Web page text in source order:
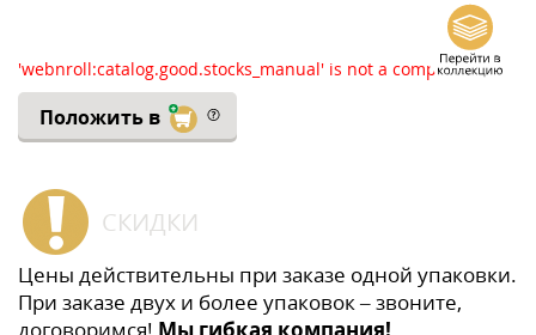
'webnroll:catalog.good.stocks_manual' is not a component
Положить в
СКИДКИ
Цены действительны при заказе одной упаковки.
При заказе двух и более упаковок – звоните,
договоримся! Мы гибкая компания!